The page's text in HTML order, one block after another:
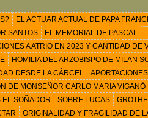
EL ACTUAR ACTUAL DE PAPA
SANTOS
EL MEMORIAL DE PASCAL
A ATRIO EN 2023 Y CANTIDAD
HOMILIA DEL ARZOBISPO DE MILAN
DESDE LA CÁRCEL
DE MONSEÑOR CARLO MARIA VIGANÒ
EL SOÑADOR SOBRE LUCAS
ORIGINALIDAD Y FRAGILIDAD DE